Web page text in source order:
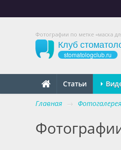
Фотографии по метке «маска
Клуб
stomatologclub.ru
Статьи
Главная →